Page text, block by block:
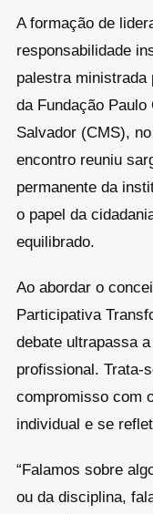
A formação de
responsabilidade
palestra ministrada
da Fundação
Salvador (CMS),
encontro reuniu
permanente da
o papel da
equilibrado.
Ao abordar o
Participativa
debate ultrapassa
profissional. Trata-
compromisso com
individual e se
“Falamos sobre
ou da disciplina,